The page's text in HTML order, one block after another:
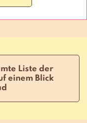
Liste der
einem Blick